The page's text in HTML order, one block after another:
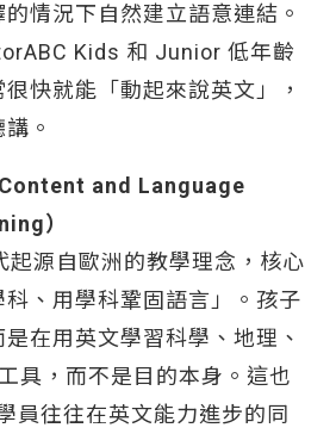
情況下自然建立語意連結。
Kids 和 Junior 低年齡
快就能「動起來說英文」，
。
and Language
）
起源自歐洲的教學理念，核心
、用學科鞏固語言」。孩子
在用英文學習科學、地理、
具，而不是目的本身。這也
員往往在英文能力進步的同